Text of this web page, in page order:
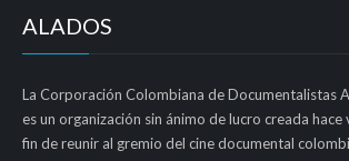
ALADOS
La Corporación Colombiana de Documentalistas
es un organización sin ánimo de lucro creada hace
fin de reunir al gremio del cine documental